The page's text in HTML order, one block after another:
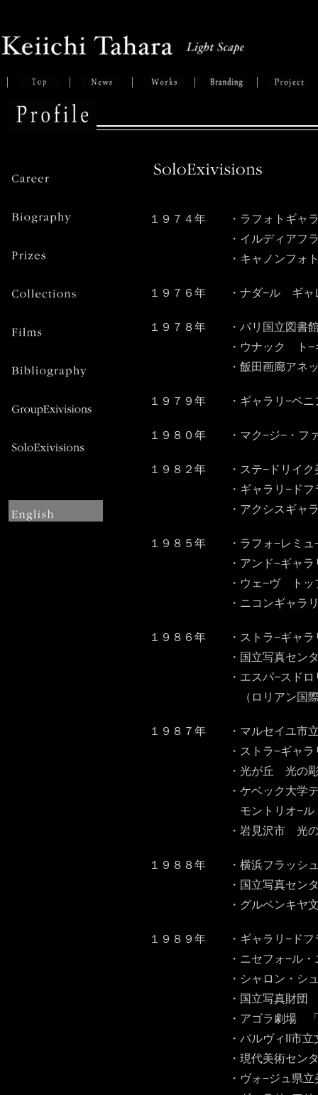
１９７４年 ・ラフォトギャ
・イルディアフラマ
・キャノンフォトギャ
１９７６年 ・ナダ−ル ギャ
１９７８年 ・パリ国立図書
・ウナック ト−キョ
・飯田画廊アネックス
１９７９年 ・ギャラリ−ペ
１９８０年 ・マク−ジ−・フ
１９８２年 ・ステ−ドリイ
・ギャラリ−ドフラン
・アクシスギャラリ− シ
１９８５年 ・ラフォ−レミュ
・アンド−ギャラリ−
・ウェ−ヴ トップギャ
・ニコンギャラリ−銀座
１９８６年 ・ストラ−ギャラ
・国立写真センタ−・パ
・エスパ−スドロリア
（ロリアン国際写真フェ
１９８７年 ・マルセイユ市
・ストラ−ギャラリ− シ
・光が丘 光の彫刻「
・ケベック大学デザイン
モントリオ−ル・
・岩見沢市 光の彫刻「
１９８８年 ・横浜フラッシ
・国立写真センタ−・パ
・グルベンキヤ文化財
１９８９年 ・ギャラリ−ドフ
・ニセフォ−ル・ニエプ
・シャロン・シュ−ル
・国立写真財団 「田原
・アゴラ劇場 「田原桂
・パルヴィII市立文化会
・現代美術センタ− シリ
・ヴォ−ジュ県立美術館